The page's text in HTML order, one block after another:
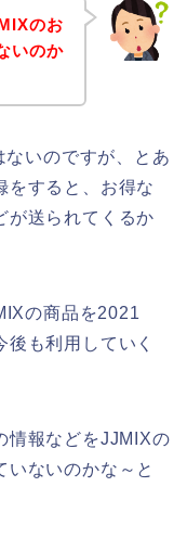
のお
いのか
いのですが、とあ
をすると、お得な
が送られてくるか
の商品を2021
も利用していく
情報などをJJMIXの
いないのかな～と